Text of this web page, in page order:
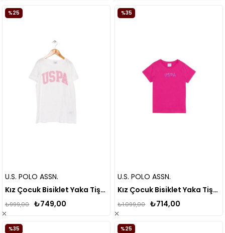
U.S. POLO ASSN.
Kız Çocuk Bisiklet Yaka Tişört
₺749,00
₺999,00
%25
U.S. POLO ASSN.
Kız Çocuk Bisiklet Yaka Tişört
₺714,00
₺1.099,00
%35
%35 %25